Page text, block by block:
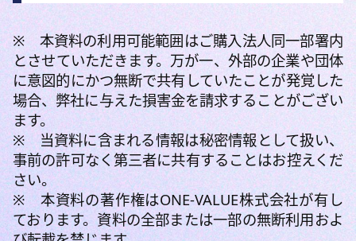
※ 本資料の利用可能範囲はご購入法人同一部署内
とさせていただきます。万が一、外部の企業や団体
に意図的にかつ無断で共有していたことが発覚した
場合、弊社に与えた損害金を請求することがござい
ます。
※ 当資料に含まれる情報は秘密情報として扱い、
事前の許可なく第三者に共有することはお控えくだ
さい。
※ 本資料の著作権はONE-VALUE株式会社が有し
ております。資料の全部または一部の無断利用およ